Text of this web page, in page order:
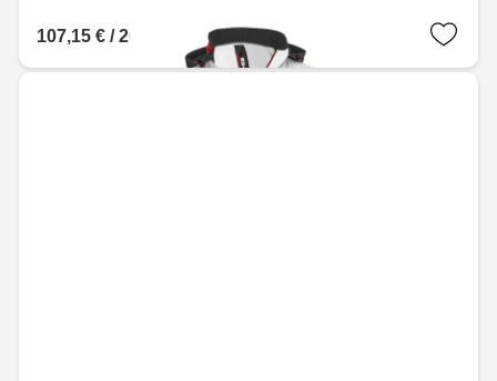
107,15 € / 209,56 лв.